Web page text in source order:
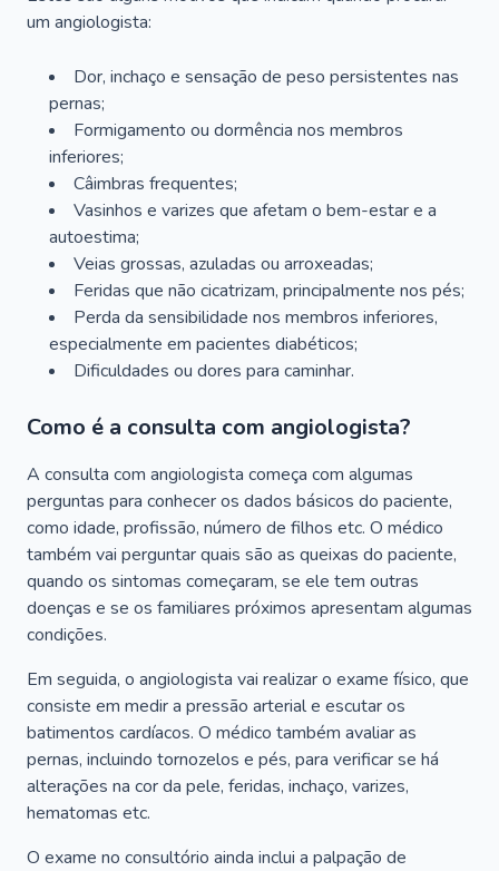
um angiologista:
Dor, inchaço e sensação de peso persistentes nas
pernas;
Formigamento ou dormência nos membros
inferiores;
Câimbras frequentes;
Vasinhos e varizes que afetam o bem-estar e a
autoestima;
Veias grossas, azuladas ou arroxeadas;
Feridas que não cicatrizam, principalmente nos pés;
Perda da sensibilidade nos membros inferiores,
especialmente em pacientes diabéticos;
Dificuldades ou dores para caminhar.
Como é a consulta com angiologista?
A consulta com angiologista começa com algumas
perguntas para conhecer os dados básicos do paciente,
como idade, profissão, número de filhos etc. O médico
também vai perguntar quais são as queixas do paciente,
quando os sintomas começaram, se ele tem outras
doenças e se os familiares próximos apresentam algumas
condições.
Em seguida, o angiologista vai realizar o exame físico, que
consiste em medir a pressão arterial e escutar os
batimentos cardíacos. O médico também avaliar as
pernas, incluindo tornozelos e pés, para verificar se há
alterações na cor da pele, feridas, inchaço, varizes,
hematomas etc.
O exame no consultório ainda inclui a palpação de